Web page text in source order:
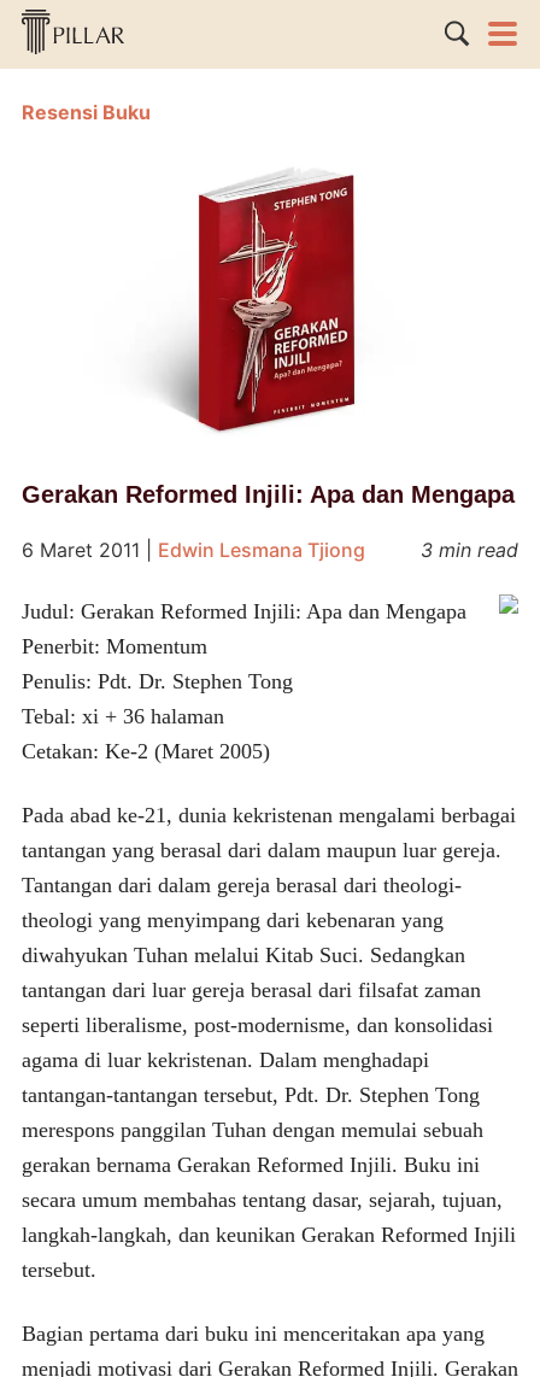
Resensi Buku
Gerakan Reformed Injili: Apa dan Mengapa
6 Maret 2011 Edwin Lesmana Tjiong 3 min read
Judul: Gerakan Reformed Injili: Apa dan Mengapa
Penerbit: Momentum
Penulis: Pdt. Dr. Stephen Tong
Tebal: xi + 36 halaman
Cetakan: Ke-2 (Maret 2005)
Pada abad ke-21, dunia kekristenan mengalami berbagai
tantangan yang berasal dari dalam maupun luar gereja.
Tantangan dari dalam gereja berasal dari theologi-
theologi yang menyimpang dari kebenaran yang
diwahyukan Tuhan melalui Kitab Suci. Sedangkan
tantangan dari luar gereja berasal dari filsafat zaman
seperti liberalisme, post-modernisme, dan konsolidasi
agama di luar kekristenan. Dalam menghadapi
tantangan-tantangan tersebut, Pdt. Dr. Stephen Tong
merespons panggilan Tuhan dengan memulai sebuah
gerakan bernama Gerakan Reformed Injili. Buku ini
secara umum membahas tentang dasar, sejarah, tujuan,
langkah-langkah, dan keunikan Gerakan Reformed Injili
tersebut.
Bagian pertama dari buku ini menceritakan apa yang
menjadi motivasi dari Gerakan Reformed Injili. Gerakan